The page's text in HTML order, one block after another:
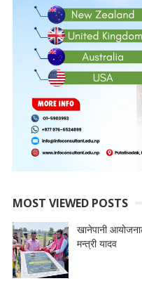
MOST VIEWED POSTS
खानेपानी
मन्त्री यादव